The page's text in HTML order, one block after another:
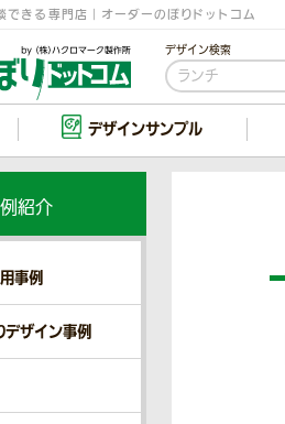
できる専門店｜オーダーのぼりドットコム
デザイン検索
デザインサンプル
紹介
事例
デザイン事例